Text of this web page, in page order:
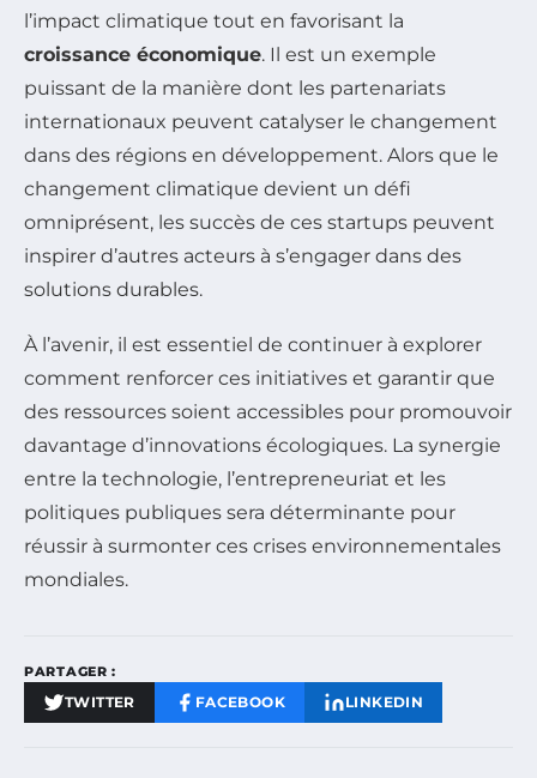
l’impact climatique tout en favorisant la
croissance économique. Il est un exemple
puissant de la manière dont les partenariats
internationaux peuvent catalyser le changement
dans des régions en développement. Alors que le
changement climatique devient un défi
omniprésent, les succès de ces startups peuvent
inspirer d’autres acteurs à s’engager dans des
solutions durables.
À l’avenir, il est essentiel de continuer à explorer
comment renforcer ces initiatives et garantir que
des ressources soient accessibles pour promouvoir
davantage d’innovations écologiques. La synergie
entre la technologie, l’entrepreneuriat et les
politiques publiques sera déterminante pour
réussir à surmonter ces crises environnementales
mondiales.
PARTAGER :
TWITTER FACEBOOK LINKEDIN